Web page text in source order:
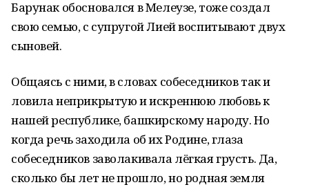
Барунак обосновался в Мелеузе, тоже создал
свою семью, с супругой Лией воспитывают двух
сыновей.
Общаясь с ними, в словах собеседников так и
ловила неприкрытую и искреннюю любовь к
нашей республике, башкирскому народу. Но
когда речь заходила об их Родине, глаза
собеседников заволакивала лёгкая грусть. Да,
сколько бы лет не прошло, но родная земля